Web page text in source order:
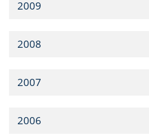
2009
2008
2007
2006